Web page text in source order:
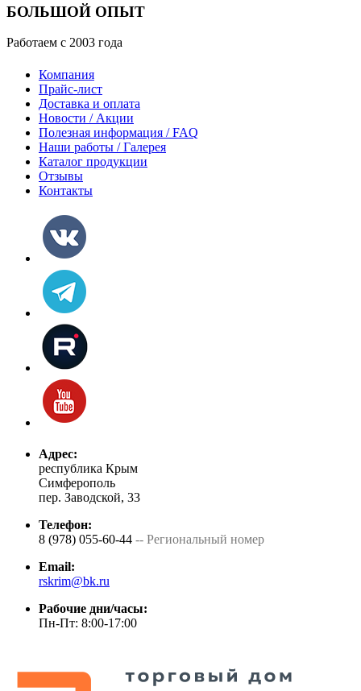
БОЛЬШОЙ ОПЫТ
Работаем с 2003 года
Компания
Прайс-лист
Доставка и оплата
Новости / Акции
Полезная информация / FAQ
Наши работы / Галерея
Каталог продукции
Отзывы
Контакты
Адрес:
республика Крым
Симферополь
пер. Заводской, 33
Телефон:
8 (978) 055-60-44 -- Региональный номер
Email:
rskrim@bk.ru
Рабочие дни/часы:
Пн-Пт: 8:00-17:00